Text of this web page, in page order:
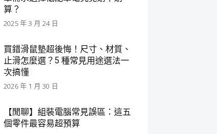
算？
2025 年 3 月 24 日
買錯滑鼠墊超後悔！尺寸、材質、
止滑怎麼選？5 種常見用途選法一
次搞懂
2026 年 1 月 30 日
【閒聊】組裝電腦常見誤區：這五
個零件最容易超預算